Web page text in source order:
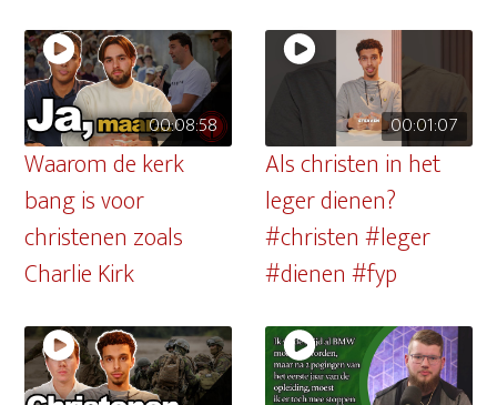
00:08:58
Waarom de kerk
bang is voor
christenen zoals
Charlie Kirk
00:01:07
Als christen in het
leger dienen?
#christen #leger
#dienen #fyp